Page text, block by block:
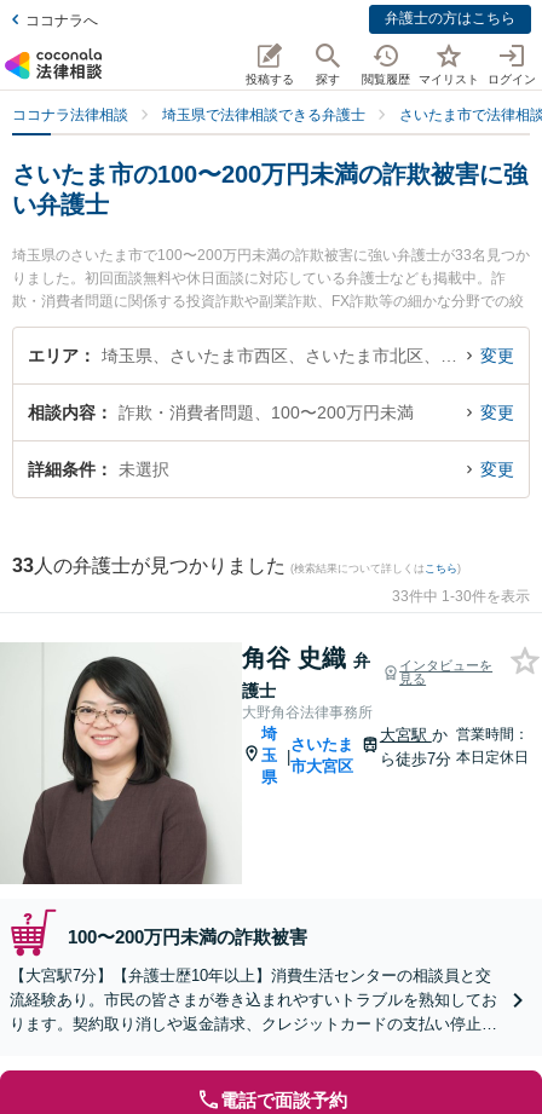
ココナラへ 弁護士の方はこちら
投稿する 探す 閲覧履歴 マイリスト ログイン
ココナラ法律相談 埼玉県で法律相談できる弁護士 さいたま市で法律相
さいたま市の100〜200万円未満の詐欺被害に強
い弁護士
埼玉県のさいたま市で100〜200万円未満の詐欺被害に強い弁護士が33名見つか
りました。初回面談無料や休日面談に対応している弁護士なども掲載中。詐
欺・消費者問題に関係する投資詐欺や副業詐欺、FX詐欺等の細かな分野での絞
り込み検索もでき便利です。特に大野角谷法律事務所の角谷 史織弁護士や弁護
士法人プロテクトスタンス 大宮事務所の小林 久貴弁護士、弁護士法人プロテク
円未満の詐欺被害のトラブルを今すぐに弁護士に相談したい』『100〜200万円
未満の詐欺被害のトラブル解決の実績豊富な近くの弁護士を検索したい』『初
回相談無料で100〜200万円未満の詐欺被害を法律相談できるさいたま市内の弁
エリア 変更
相談内容 詐欺・消費者問題、100〜200万円未満 変更
詳細条件 未選択 変更
33 人の弁護士が見つかりました (検索結果について詳しくは こちら)
33件中 1-30件を表示
角谷 史織 弁
護士
インタビューを
見る
大野角谷法律事務所
埼
玉
県
|
さいたま
市大宮区
大宮駅 か
ら徒歩7分
営業時間：
本日定休日
100〜200万円未満の詐欺被害
【大宮駅7分】【弁護士歴10年以上】消費生活センターの相談員と交
流経験あり。市民の皆さまが巻き込まれやすいトラブルを熟知してお
ります。契約取り消しや返金請求、クレジットカードの支払い停止な
電話で面談予約